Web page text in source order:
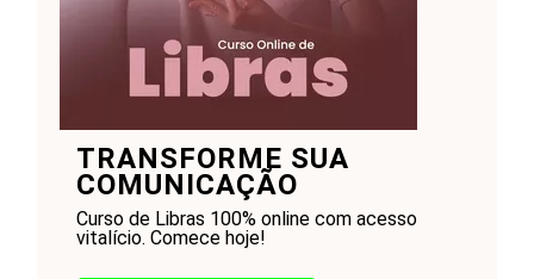
TRANSFORME SUA
COMUNICAÇÃO
Curso de Libras 100% online com acesso
vitalício. Comece hoje!